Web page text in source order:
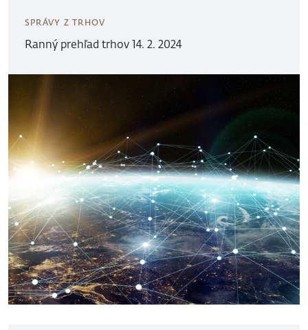
SPRÁVY Z TRHOV
Ranný prehľad trhov 14. 2. 2024